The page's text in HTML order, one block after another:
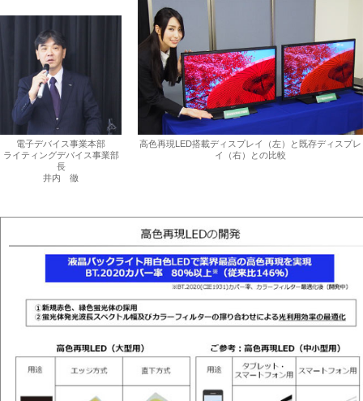
電子デバイス事業本部
ライティングデバイス事業部
長
井内 徹
高色再現LED搭載ディスプレイ（左）と既存ディスプレ
イ（右）との比較